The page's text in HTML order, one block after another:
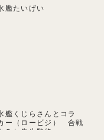
艦たいげい
艦くじらさんとコラ
ー（ロービジ） 合戦
ね先生監修